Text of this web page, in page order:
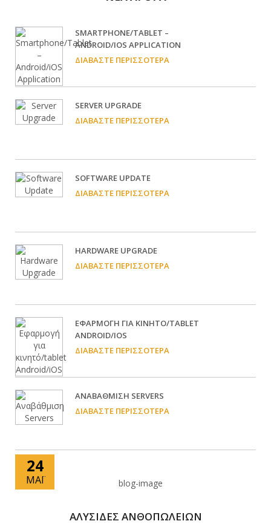
SMARTPHONE/TABLET –
ANDROID/IOS APPLICATION
ΔΙΑΒΆΣΤΕ ΠΕΡΙΣΣΌΤΕΡΑ
SERVER UPGRADE
ΔΙΑΒΆΣΤΕ ΠΕΡΙΣΣΌΤΕΡΑ
SOFTWARE UPDATE
ΔΙΑΒΆΣΤΕ ΠΕΡΙΣΣΌΤΕΡΑ
HARDWARE UPGRADE
ΔΙΑΒΆΣΤΕ ΠΕΡΙΣΣΌΤΕΡΑ
EΦΑΡΜΟΓΉ ΓΙΑ ΚΙΝΗΤΌ/TABLET
ANDROID/IOS
ΔΙΑΒΆΣΤΕ ΠΕΡΙΣΣΌΤΕΡΑ
ΑΝΑΒΆΘΜΙΣΗ SERVERS
ΔΙΑΒΆΣΤΕ ΠΕΡΙΣΣΌΤΕΡΑ
24
ΜΆΙ
ΑΛΥΣΙΔΕΣ ΑΝΘΟΠΩΛΕΙΩΝ